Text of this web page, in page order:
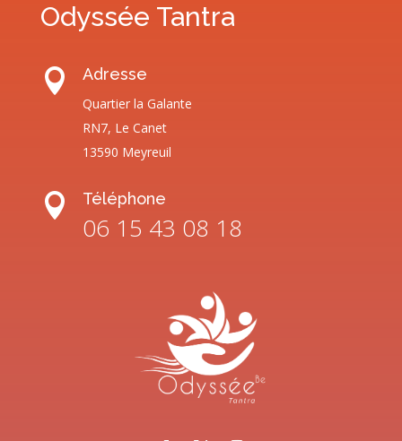
Odyssée Tantra
 Adresse
Quartier la Galante
RN7, Le Canet
13590 Meyreuil
 Téléphone
06 15 43 08 18